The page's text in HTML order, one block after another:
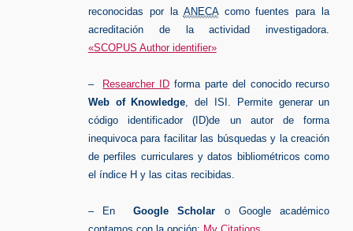
reconocidas por la ANECAcomo fuentes para la
acreditación de la actividad investigadora.
«SCOPUS Author identifier»
– Researcher ID forma parte del conocido recurso
Web of Knowledge , del ISI. Permite generar un
código identificador (ID)de un autor de forma
inequivoca para facilitar las búsquedas y la creación
de perfiles curriculares y datos bibliométricos como
el índice H y las citas recibidas.
– En Google Scholar o Google académico